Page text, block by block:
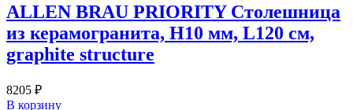
ALLEN BRAU PRIORITY Столешница
из керамогранита, H10 мм, L120 см,
graphite structure
8205 ₽
В корзину